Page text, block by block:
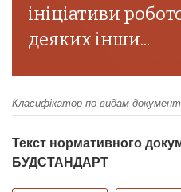
ініціативи
деяких інши...
Класифікатор по видам
Текст нормативного
БУДСТАНДАРТ